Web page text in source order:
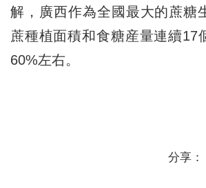
解，廣西作為全國最大的蔗糖
蔗種植面積和食糖産量連續17
60%左右。
分享：